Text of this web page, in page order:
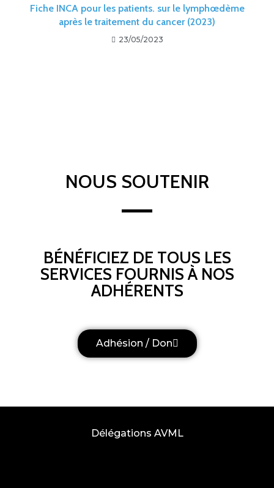
Fiche INCA pour les patients. sur le lymphœdème
après le traitement du cancer (2023)
23/05/2023
NOUS SOUTENIR
BÉNÉFICIEZ DE TOUS LES
SERVICES FOURNIS À NOS
ADHÉRENTS
Adhésion / Don
Délégations AVML